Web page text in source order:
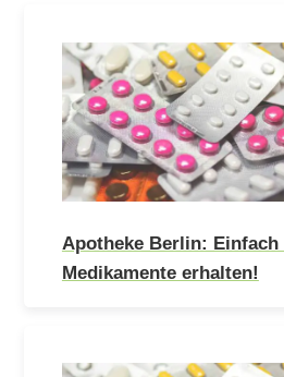
Apotheke Berlin: Einfach
Medikamente erhalten!